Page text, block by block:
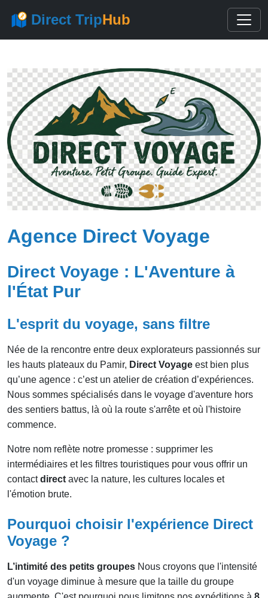
Direct TripHub
Agence Direct Voyage
Direct Voyage : L'Aventure à
l'État Pur
L'esprit du voyage, sans filtre
Née de la rencontre entre deux explorateurs passionnés sur
les hauts plateaux du Pamir, Direct Voyage est bien plus
qu’une agence : c’est un atelier de création d’expériences.
Nous sommes spécialisés dans le voyage d'aventure hors
des sentiers battus, là où la route s'arrête et où l'histoire
commence.
Notre nom reflète notre promesse : supprimer les
intermédiaires et les filtres touristiques pour vous offrir un
contactdirect avec la nature, les cultures locales et
l'émotion brute.
Pourquoi choisir l'expérience Direct
Voyage ?
L’intimité des petits groupes Nous croyons que l'intensité
d'un voyage diminue à mesure que la taille du groupe